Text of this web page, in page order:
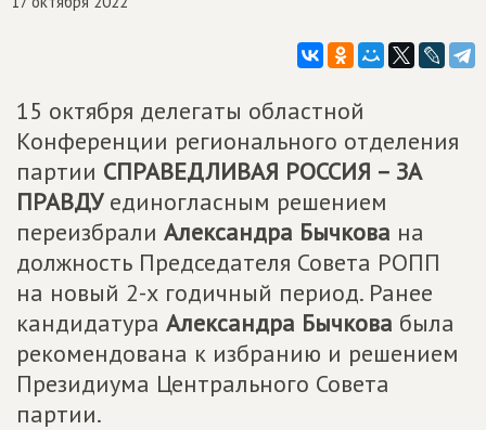
15 октября делегаты областной
Конференции регионального отделения
партии СПРАВЕДЛИВАЯ РОССИЯ – ЗА
ПРАВДУединогласным решением
переизбрали Александра Бычкова на
должность Председателя Совета РОПП
на новый 2-х годичный период. Ранее
кандидатура Александра Бычкова была
рекомендована к избранию и решением
Президиума Центрального Совета
партии.